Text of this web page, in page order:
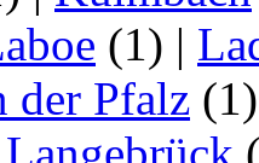
(1) |
der Pfalz
Langebrück